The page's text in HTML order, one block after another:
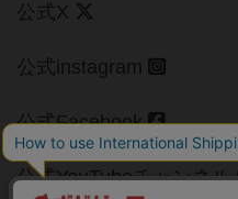
公式X
公式instagram
公式Facebook
公式YouTubeチャンネル